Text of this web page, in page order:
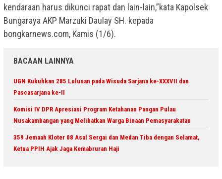
kendaraan harus dikunci rapat dan lain-lain,”kata Kapolsek
Bungaraya AKP Marzuki Daulay SH. kepada
bongkarnews.com, Kamis (1/6).
BACAAN LAINNYA
UGN Kukuhkan 285 Lulusan pada Wisuda Sarjana ke-XXXVII dan
Pascasarjana ke-II
Komisi IV DPR Apresiasi Program Ketahanan Pangan Pulau
Nusakambangan yang Melibatkan Warga Binaan Pemasyarakatan
359 Jemaah Kloter 08 Asal Sergai dan Medan Tiba dengan Selamat,
Ketua PPIH Ajak Jaga Kemabruran Haji